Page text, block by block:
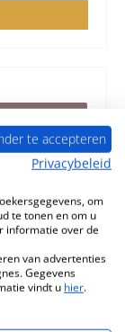
Carillon
te accepteren
Privacybeleid
om
te tonen en om u
informatie over de
van advertenties
Gegevens
vindt u hier.